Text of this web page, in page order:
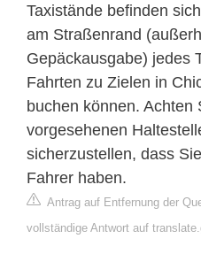
Taxistände befinden
am Straßenrand
Gepäckausgabe) jedes
Fahrten zu Zielen in
buchen können. Achten
vorgesehenen
sicherzustellen, dass
Fahrer haben.
Antrag auf Entfernung der
vollständige Antwort auf